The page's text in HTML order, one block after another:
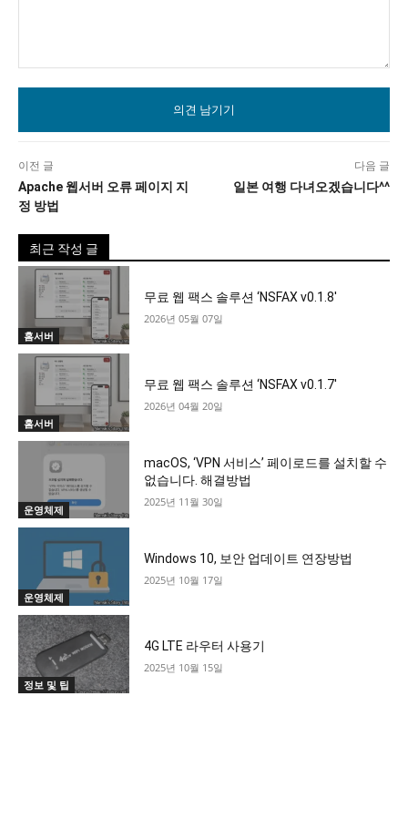
이전 글
Apache 웹서버 오류 페이지 지
정 방법
다음 글
일본 여행 다녀오겠습니다^^
최근 작성 글
홈서버
무료 웹 팩스 솔루션 ‘NSFAX v0.1.8′
2026년 05월 07일
홈서버
무료 웹 팩스 솔루션 ‘NSFAX v0.1.7′
2026년 04월 20일
운영체제
macOS, ‘VPN 서비스’ 페이로드를 설치할 수
없습니다. 해결방법
2025년 11월 30일
운영체제
Windows 10, 보안 업데이트 연장방법
2025년 10월 17일
정보 및 팁
4G LTE 라우터 사용기
2025년 10월 15일